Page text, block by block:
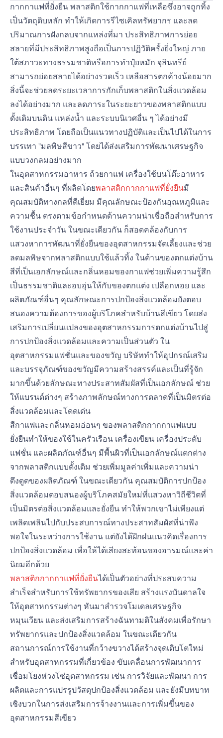
กากกาแฟที่ยั่งยืน พลาสติกใช้กากกาแฟที่เหลือซึ่งอาจถูกทิ้ง
เป็นวัตถุดิบหลัก ทำให้เกิดการรีไซเคิลทรัพยากร และลด
ปริมาณการฝังกลบจากแหล่งที่มา ประสิทธิภาพการย่อย
สลายที่มีประสิทธิภาพสูงถือเป็นการปฏิวัติครั้งยิ่งใหญ่ ภาย
ใต้สภาวะทางธรรมชาติหรือการทำปุ๋ยหมัก จุลินทรีย์
สามารถย่อยสลายได้อย่างรวดเร็ว เหลือสารตกค้างน้อยมาก
สิ่งนี้จะช่วยลดระยะเวลาการกักเก็บพลาสติกในสิ่งแวดล้อม
ลงได้อย่างมาก และลดภาระในระยะยาวของพลาสติกแบบ
ดั้งเดิมบนดิน แหล่งน้ำ และระบบนิเวศอื่น ๆ ได้อย่างมี
ประสิทธิภาพ โดยถือเป็นแนวทางปฏิบัติและเป็นไปได้ในการ
บรรเทา "มลพิษสีขาว" โดยได้ส่งเสริมการพัฒนาเศรษฐกิจ
แบบวงกลมอย่างมาก
ในอุตสาหกรรมอาหาร ถ้วยกาแฟ เครื่องใช้บนโต๊ะอาหาร
และสินค้าอื่นๆ ที่ผลิตโดยพลาสติกกากกาแฟที่ยั่งยืนมี
คุณสมบัติทางกลที่ดีเยี่ยม มีคุณลักษณะป้องกันอุณหภูมิและ
ความชื้น ตรงตามข้อกำหนดด้านความน่าเชื่อถือสำหรับการ
ใช้งานประจำวัน ในขณะเดียวกัน ก็สอดคล้องกับการ
แสวงหาการพัฒนาที่ยั่งยืนของอุตสาหกรรมจัดเลี้ยงและช่วย
ลดมลพิษจากพลาสติกแบบใช้แล้วทิ้ง ในด้านของตกแต่งบ้าน
สีที่เป็นเอกลักษณ์และกลิ่นหอมของกาแฟช่วยเพิ่มความรู้สึก
เป็นธรรมชาติและอบอุ่นให้กับของตกแต่ง เปลือกหอย และ
ผลิตภัณฑ์อื่นๆ คุณลักษณะการปกป้องสิ่งแวดล้อมยังตอบ
สนองความต้องการของผู้บริโภคสำหรับบ้านสีเขียว โดยส่ง
เสริมการเปลี่ยนแปลงของอุตสาหกรรมการตกแต่งบ้านไปสู่
การปกป้องสิ่งแวดล้อมและความเป็นส่วนตัว ใน
อุตสาหกรรมแฟชั่นและของขวัญ บริษัททำให้อุปกรณ์เสริม
และบรรจุภัณฑ์ของขวัญมีความสร้างสรรค์และเป็นที่รู้จัก
มากขึ้นด้วยลักษณะทางประสาทสัมผัสที่เป็นเอกลักษณ์ ช่วย
ให้แบรนด์ต่างๆ สร้างภาพลักษณ์ทางการตลาดที่เป็นมิตรต่อ
สิ่งแวดล้อมและโดดเด่น
สีกาแฟและกลิ่นหอมอ่อนๆ ของพลาสติกกากกาแฟแบบ
ยั่งยืนทำให้ของใช้ในครัวเรือน เครื่องเขียน เครื่องประดับ
แฟชั่น และผลิตภัณฑ์อื่นๆ มีพื้นผิวที่เป็นเอกลักษณ์แตกต่าง
จากพลาสติกแบบดั้งเดิม ช่วยเพิ่มมูลค่าเพิ่มและความน่า
ดึงดูดของผลิตภัณฑ์ ในขณะเดียวกัน คุณสมบัติการปกป้อง
สิ่งแวดล้อมตอบสนองผู้บริโภคสมัยใหม่ที่แสวงหาวิถีชีวิตที่
เป็นมิตรต่อสิ่งแวดล้อมและยั่งยืน ทำให้พวกเขาไม่เพียงแต่
เพลิดเพลินไปกับประสบการณ์ทางประสาทสัมผัสที่น่าพึง
พอใจในระหว่างการใช้งาน แต่ยังได้ฝึกฝนแนวคิดเรื่องการ
ปกป้องสิ่งแวดล้อม เพื่อให้ได้เสียงสะท้อนของอารมณ์และค่า
นิยมอีกด้วย
พลาสติกกากกาแฟที่ยั่งยืนได้เป็นตัวอย่างที่ประสบความ
สำเร็จสำหรับการใช้ทรัพยากรของเสีย สร้างแรงบันดาลใจ
ให้อุตสาหกรรมต่างๆ หันมาสำรวจโมเดลเศรษฐกิจ
หมุนเวียน และส่งเสริมการสร้างฉันทามติในสังคมเพื่อรักษา
ทรัพยากรและปกป้องสิ่งแวดล้อม ในขณะเดียวกัน
สถานการณ์การใช้งานที่กว้างขวางได้สร้างจุดเติบโตใหม่
สำหรับอุตสาหกรรมที่เกี่ยวข้อง ขับเคลื่อนการพัฒนาการ
เชื่อมโยงห่วงโซ่อุตสาหกรรม เช่น การวิจัยและพัฒนา การ
ผลิตและการแปรรูปวัสดุปกป้องสิ่งแวดล้อม และยังมีบทบาท
เชิงบวกในการส่งเสริมการจ้างงานและการเพิ่มขึ้นของ
อุตสาหกรรมสีเขียว